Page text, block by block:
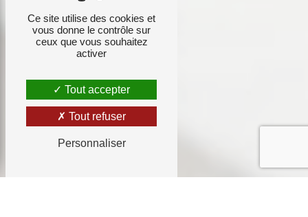
Ce site utilise des cookies et
vous donne le contrôle sur
ceux que vous souhaitez
activer
Tout accepter
Tout refuser
Personnaliser